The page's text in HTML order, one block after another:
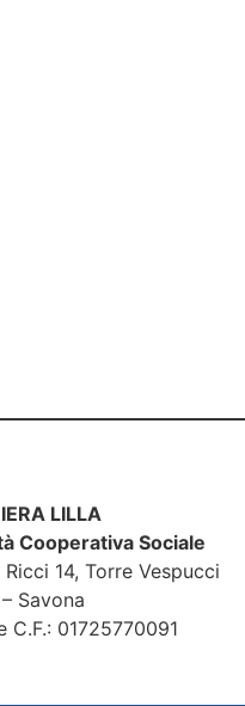
LILLA
Cooperativa Sociale
14, Torre Vespucci
Savona
C.F.: 01725770091